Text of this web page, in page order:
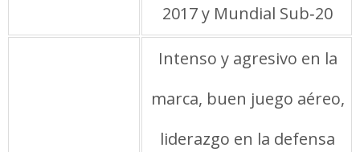
2017 y Mundial Sub‑20
Intenso y agresivo en la
marca, buen juego aéreo,
liderazgo en la defensa